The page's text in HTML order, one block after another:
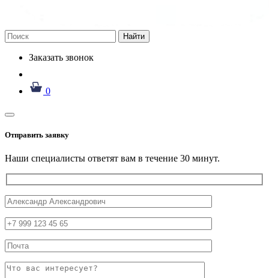
Найти
Заказать звонок
0
Отправить заявку
Наши специалисты ответят вам в течение 30 минут.